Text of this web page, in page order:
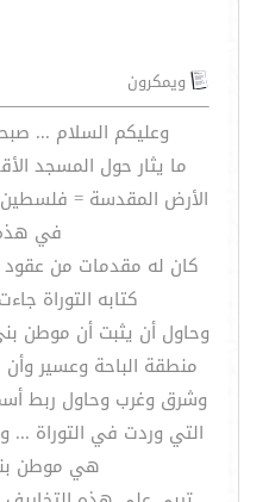
ويمكرون
وعليكم السلام ...
ما يثار حول المسجد
الأرض المقدسة =
في هذه
كان له مقدمات من عقود
كتابه التوراة
وحاول أن يثبت أن موطن
منطقة الباحة وعسير
وشرق وغرب وحاول ربط
التي وردت في التوراة ...
هي موطن